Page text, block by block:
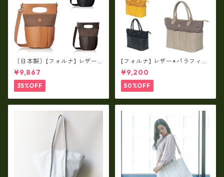
〔日本製〕[フォルナ] レザー×
パラフィン筒型2way シュリン
クレザー×79Aパラフィン fo
-259630
¥9,867
35%OFF
[フォルナ] レザー×パラフィン
筒型2way シュリンクレザー×
79Aパラフィン トートL fo-2
59632
¥9,200
50%OFF